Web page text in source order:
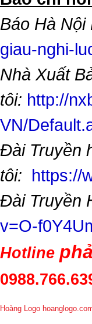
Báo Hà Nội
giau-nghi-
Nhà Xuất
tôi: http://
VN/
Đài Truyền
tôi: https://
Đài Truyền
v=O-
Hotline
Hoàng Logo